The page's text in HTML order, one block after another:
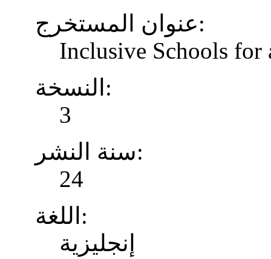
عنوان المستخرج:
Inclusive Schools for
النسخة:
3
سنة النشر:
24
اللغة:
إنجليزية